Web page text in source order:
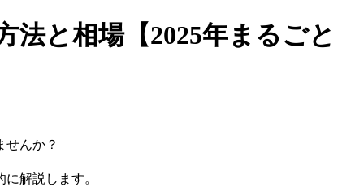
と相場【2025年まるごと
せんか？
解説します。